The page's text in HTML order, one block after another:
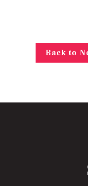
Back to